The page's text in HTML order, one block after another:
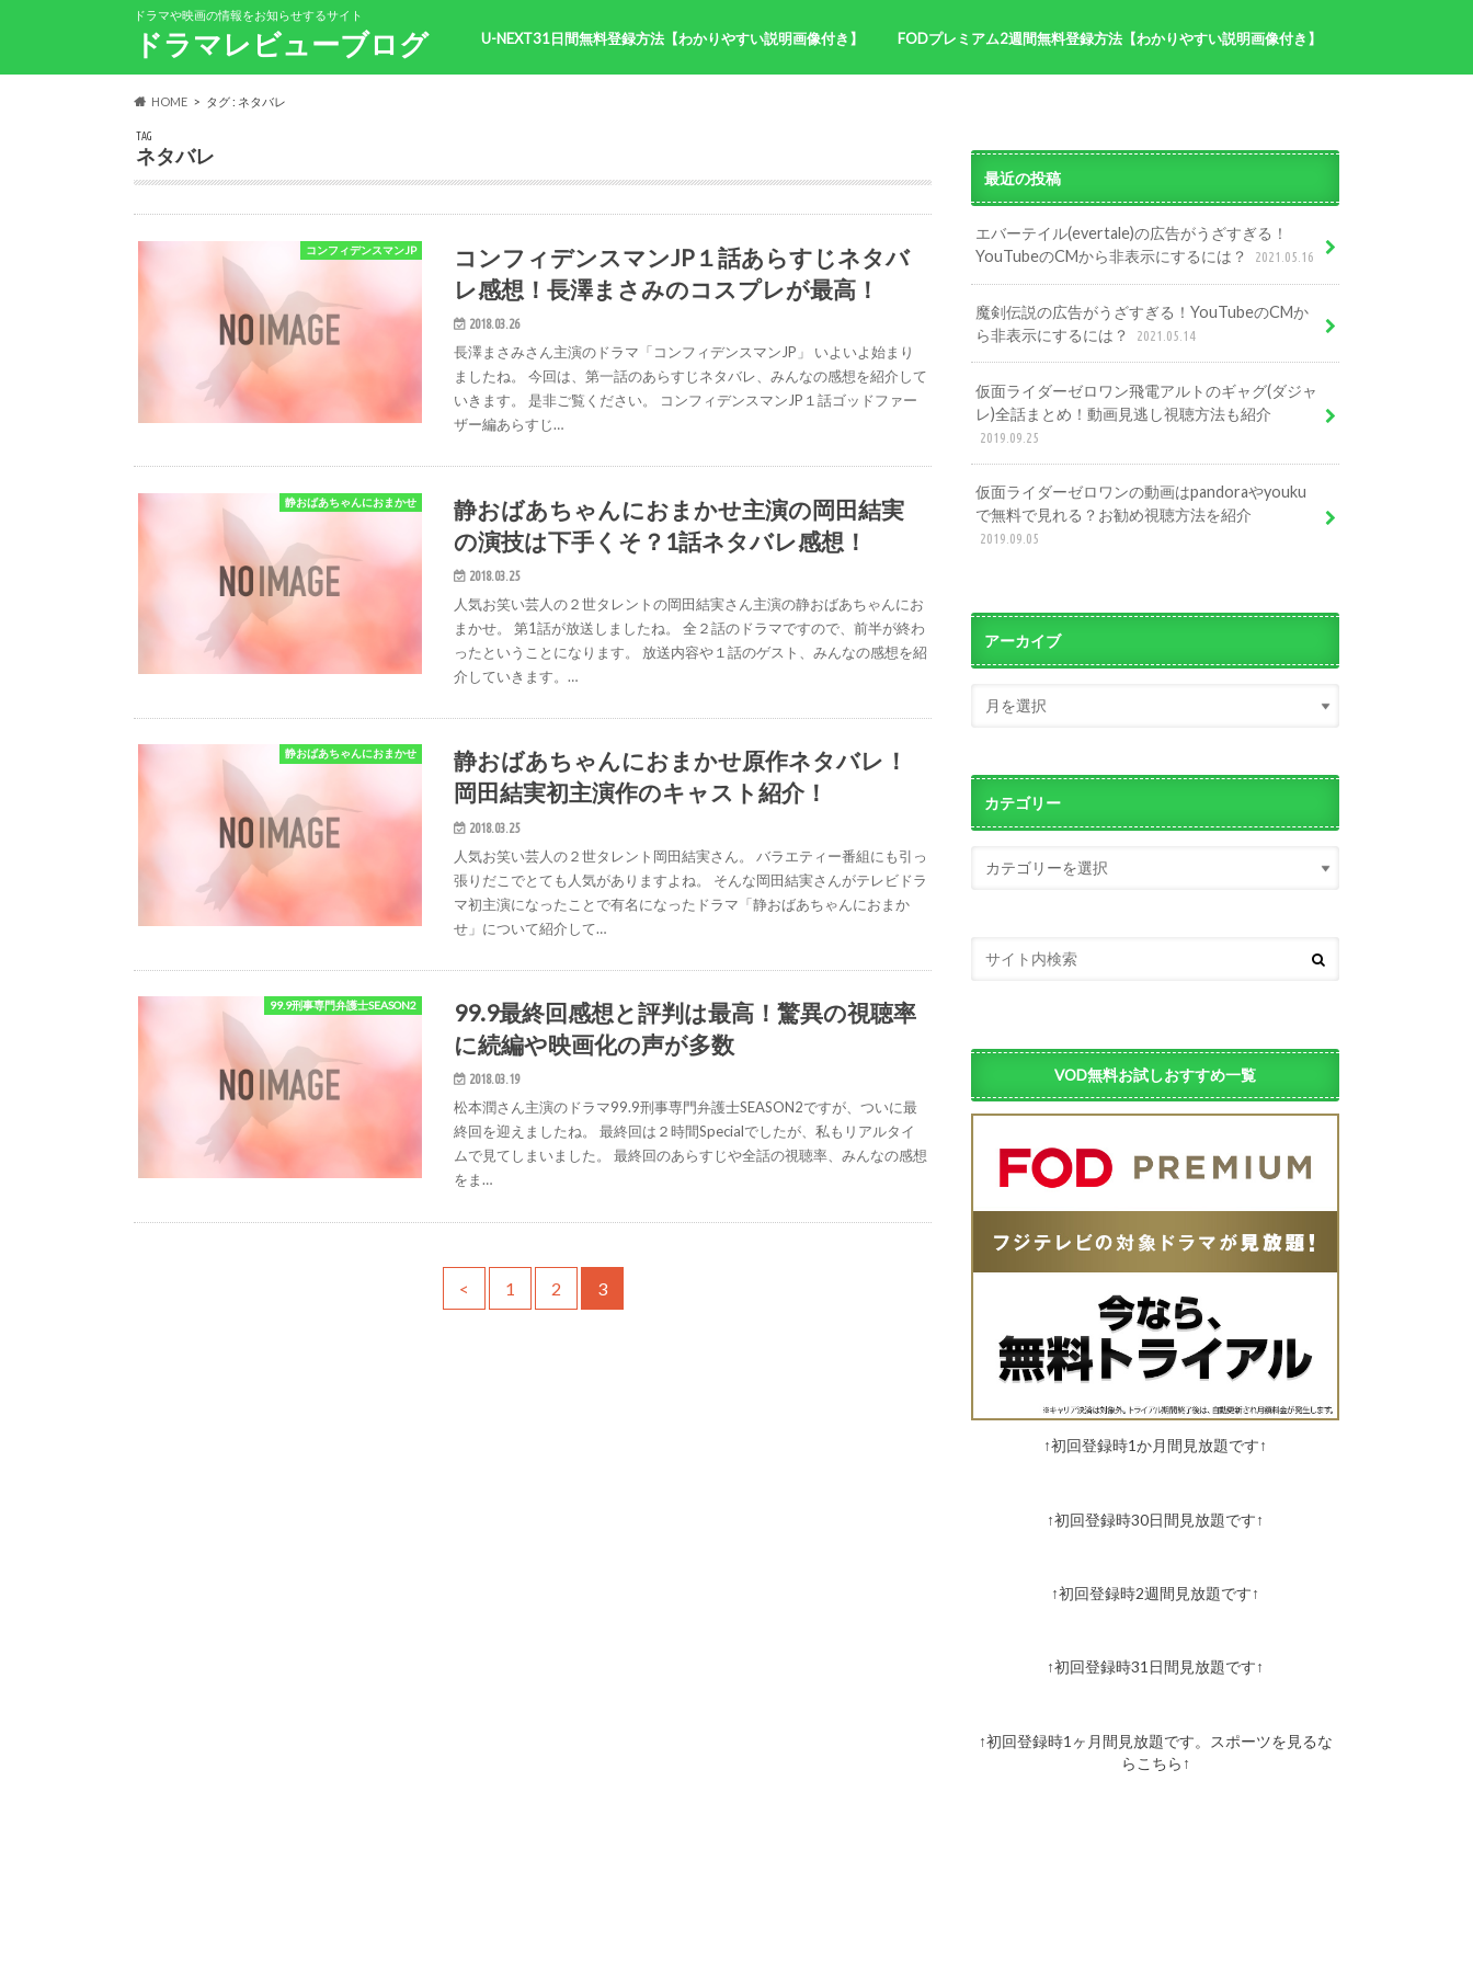
ドラマや映画の情報をお知らせするサイト
ドラマレビューブログ U-NEXT31日間無料登録方法【わかりやすい説明画像付き】 FODプレミアム2週間無料登録方法【わかりやすい説明画像付き】
NHK朝ドラ半分青い記事まとめ
サイトマップ
HOME タグ : ネタバレ
TAG
ネタバレ
コンフィデンスマンJP
コンフィデンスマンJP１話あらすじネタバ
レ感想！長澤まさみのコスプレが最高！
2018.03.26
長澤まさみさん主演のドラマ「コンフィデンスマンJP」 いよいよ始まり
ましたね。 今回は、第一話のあらすじネタバレ、みんなの感想を紹介して
いきます。 是非ご覧ください。 コンフィデンスマンJP１話ゴッドファー
ザー編あらすじ…
静おばあちゃんにおまかせ
静おばあちゃんにおまかせ主演の岡田結実
の演技は下手くそ？1話ネタバレ感想！
2018.03.25
人気お笑い芸人の２世タレントの岡田結実さん主演の静おばあちゃんにお
まかせ。 第1話が放送しましたね。 全２話のドラマですので、前半が終わ
ったということになります。 放送内容や１話のゲスト、みんなの感想を紹
介していきます。…
静おばあちゃんにおまかせ
静おばあちゃんにおまかせ原作ネタバレ！
岡田結実初主演作のキャスト紹介！
2018.03.25
人気お笑い芸人の２世タレント岡田結実さん。 バラエティー番組にも引っ
張りだこでとても人気がありますよね。 そんな岡田結実さんがテレビドラ
マ初主演になったことで有名になったドラマ「静おばあちゃんにおまか
せ」について紹介して…
99.9刑事専門弁護士SEASON2
99.9最終回感想と評判は最高！驚異の視聴率
に続編や映画化の声が多数
2018.03.19
松本潤さん主演のドラマ99.9刑事専門弁護士SEASON2ですが、ついに最
終回を迎えましたね。 最終回は２時間Specialでしたが、私もリアルタイ
ムで見てしまいました。 最終回のあらすじや全話の視聴率、みんなの感想
をま…
< 1 2 3
最近の投稿
エバーテイル(evertale)の広告がうざすぎる！
YouTubeのCMから非表示にするには？
2021.05.16
魔剣伝説の広告がうざすぎる！YouTubeのCMか
ら非表示にするには？
2021.05.14
仮面ライダーゼロワン飛電アルトのギャグ(ダジャ
レ)全話まとめ！動画見逃し視聴方法も紹介
2019.09.25
仮面ライダーゼロワンの動画はpandoraやyouku
で無料で見れる？お勧め視聴方法を紹介
2019.09.05
アーカイブ
カテゴリー
VOD無料お試しおすすめ一覧
↑初回登録時1か月間見放題です↑
↑初回登録時30日間見放題です↑
↑初回登録時2週間見放題です↑
↑初回登録時31日間見放題です↑
↑初回登録時1ヶ月間見放題です。スポーツを見るな
らこちら↑